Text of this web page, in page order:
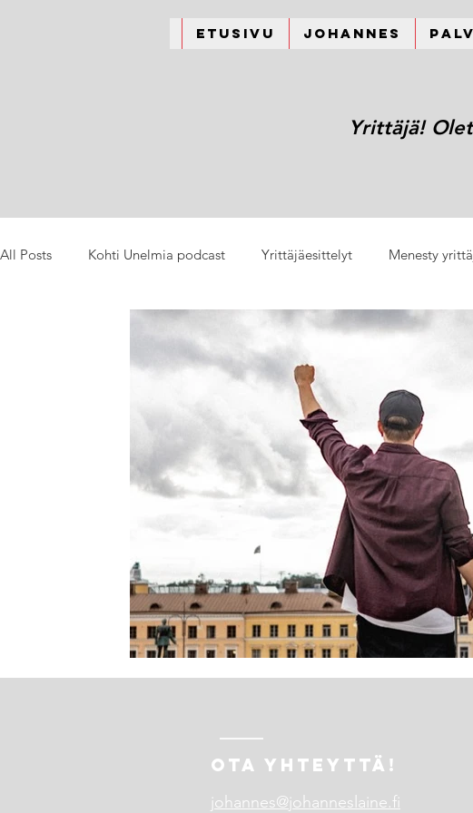
Etusivu Johannes
Yrittäjä!
All Posts Kohti Unelmia podcast Yrittäjäesittelyt Menesty
OTA YHTEYTTÄ!
johannes@johanneslaine.fi